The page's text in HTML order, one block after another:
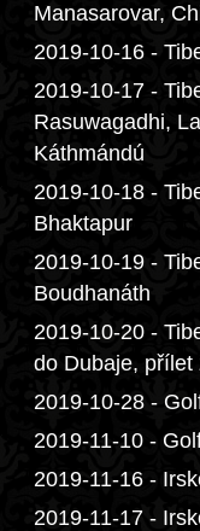
Manasarovar,
2019-10-16 -
2019-10-17 -
Rasuwagadhi,
Káthmándú
2019-10-18 -
Bhaktapur
2019-10-19 -
Boudhanáth
2019-10-20 -
do Dubaje, přílet
2019-10-28 -
2019-11-10 -
2019-11-16 -
2019-11-17 -